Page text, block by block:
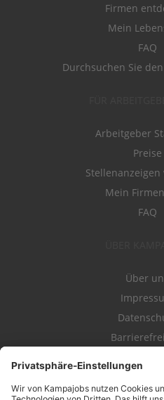
Firmen
Mein
FAQ
Durchsuchen Sie
Arbeitgeber
Preise
Mein
FAQ
Über